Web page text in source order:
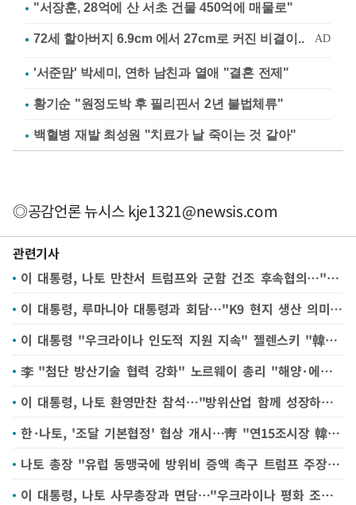
"서장훈, 28억에 산 서초 건물 450억에 매물로"
'서준맘' 박세미, 연하 남친과 열애 "결혼 전제"
황기순 "원정도박 후 필리핀서 2년 불법체류"
백혈병 재발 최성원 "치료가 날 죽이는 것 같아"
◎공감언론 뉴시스kje1321@newsis.com
관련기사
이 대통령, 나토 만찬서 트럼프와 군함 건조 후속협의…"최대한 협조"(종합)
이 대통령, 루마니아 대통령과 회담…"K9 현지 생산 의미 있어"
이 대통령 "우크라이나 인도적 지원 지속" 젤렌스키 "韓기업 참여 기대"
李 "첨단 방산기술 협력 강화" 노르웨이 총리 "해양·에너지 협력 확대"(종합)
이 대통령, 나토 환영만찬 참석…"방위산업 함께 성장하는 길 열어야"
한·나토, '조달 기본협정' 협상 개시…靑 "연15조시장 韓기업 참여 기반 마련"
나토 총장 "유럽 동맹국에 방위비 증액 촉구 트럼프 주장 옳았다"
이 대통령, 나토 사무총장과 면담…"우크라이나 평화 조속히 회복"(종합2보)